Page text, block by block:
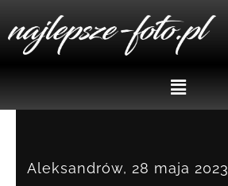
content
Menu
Aleksandrów, 28 maja 2023